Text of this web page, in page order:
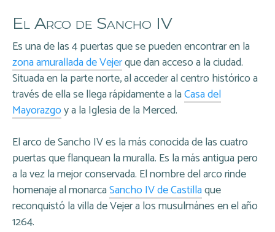
El Arco de Sancho IV
Es una de las 4 puertas que se pueden encontrar en la
zona amurallada de Vejerque dan acceso a la ciudad.
Situada en la parte norte, al acceder al centro histórico a
través de ella se llega rápidamente a laCasa del
Mayorazgoy a la Iglesia de la Merced.
El arco de Sancho IV es la más conocida de las cuatro
puertas que flanquean la muralla. Es la más antigua pero
a la vez la mejor conservada. El nombre del arco rinde
homenaje al monarcaSancho IV de Castillaque
reconquistó la villa de Vejer a los musulmánes en el año
1264.